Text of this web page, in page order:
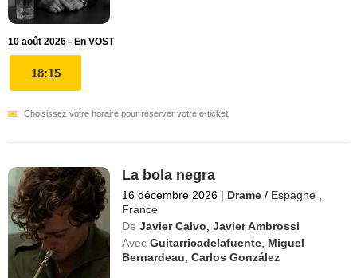
10 août 2026 - En VOST
18:15
Choisissez votre horaire pour réserver votre e-ticket.
La bola negra
16 décembre 2026 | Drame / Espagne
France
De Javier Calvo ,Javier Ambrossi
Avec Guitarricadelafuente Miguel
Bernardeau ,Carlos González